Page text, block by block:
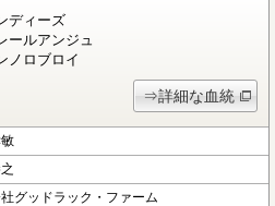
ディーズ
ールアンジュ
ノロブロイ
⇒詳細な血統
グッドラック・ファーム